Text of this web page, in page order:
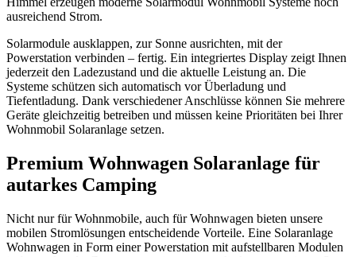
ausreichend Strom.
Solarmodule ausklappen, zur Sonne ausrichten, mit der
Powerstation verbinden – fertig. Ein integriertes Display zeigt Ihnen
jederzeit den Ladezustand und die aktuelle Leistung an. Die
Systeme schützen sich automatisch vor Überladung und
Tiefentladung. Dank verschiedener Anschlüsse können Sie mehrere
Geräte gleichzeitig betreiben und müssen keine Prioritäten bei Ihrer
Wohnmobil Solaranlage setzen.
Premium Wohnwagen Solaranlage für
autarkes Camping
Nicht nur für Wohnmobile, auch für Wohnwagen bieten unsere
mobilen Stromlösungen entscheidende Vorteile. Eine Solaranlage
Wohnwagen in Form einer Powerstation mit aufstellbaren Modulen